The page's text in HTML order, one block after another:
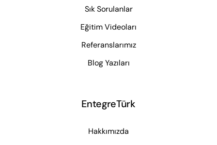
Sık Sorulanlar
Eğitim Videoları
Referanslarımız
Blog Yazıları
EntegreTürk
Hakkımızda